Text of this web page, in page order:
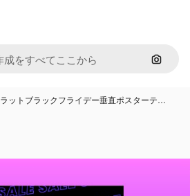
画像で
ットブラックフライデー垂直ポスターテ…